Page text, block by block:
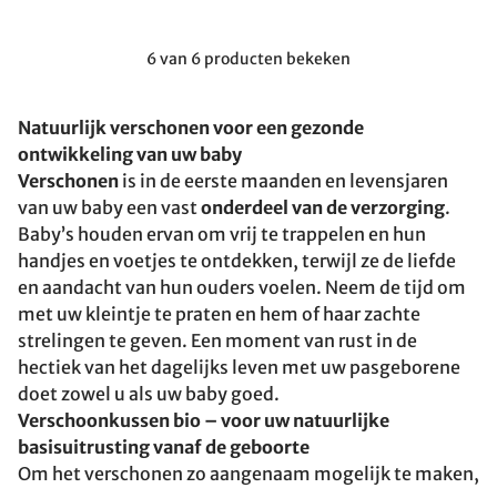
6 van 6 producten bekeken
Natuurlijk verschonen voor een gezonde
ontwikkeling van uw baby
Verschonen is in de eerste maanden en levensjaren
van uw baby een vastonderdeel van de verzorging.
Baby’s houden ervan om vrij te trappelen en hun
handjes en voetjes te ontdekken, terwijl ze de liefde
en aandacht van hun ouders voelen. Neem de tijd om
met uw kleintje te praten en hem of haar zachte
strelingen te geven. Een moment van rust in de
hectiek van het dagelijks leven met uw pasgeborene
doet zowel u als uw baby goed.
Verschoonkussen bio – voor uw natuurlijke
basisuitrusting vanaf de geboorte
Om het verschonen zo aangenaam mogelijk te maken,